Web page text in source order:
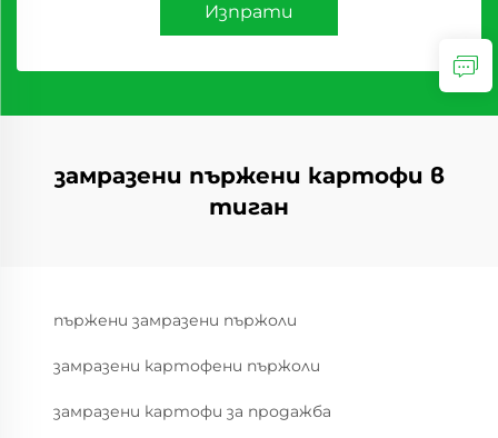
Изпрати
замразени пържени картофи в
тиган
пържени замразени пържоли
замразени картофени пържоли
замразени картофи за продажба